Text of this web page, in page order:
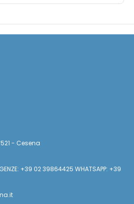
- Cesena
+39 02 39864425 WHATSAPP: +39